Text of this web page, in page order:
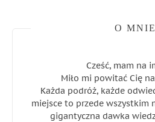
O MNIE
Cześć, mam na
Miło mi powitać Cię
Każda podróż, każde
miejsce to przede wszystkim
gigantyczna dawka